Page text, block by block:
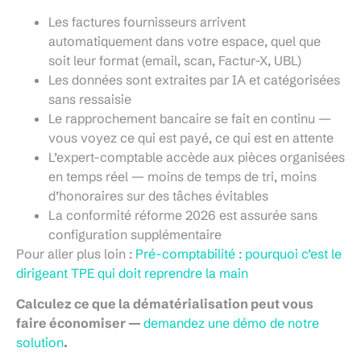
Les factures fournisseurs arrivent
automatiquement dans votre espace, quel que
soit leur format (email, scan, Factur-X, UBL)
Les données sont extraites par IA et catégorisées
sans ressaisie
Le rapprochement bancaire se fait en continu —
vous voyez ce qui est payé, ce qui est en attente
L’expert-comptable accède aux pièces organisées
en temps réel — moins de temps de tri, moins
d’honoraires sur des tâches évitables
La conformité réforme 2026 est assurée sans
configuration supplémentaire
Pour aller plus loin : Pré-comptabilité : pourquoi c’est le
dirigeant TPE qui doit reprendre la main
Calculez ce que la dématérialisation peut vous
faire économiser — demandez une démo de notre
solution.